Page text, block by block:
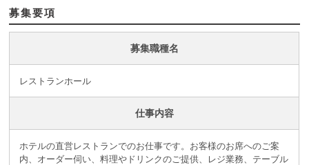
募集要項
募集職種名
レストランホール
仕事内容
ホテルの直営レストランでのお仕事です。お客様のお席へのご案
内、オーダー伺い、料理やドリンクのご提供、レジ業務、テーブル